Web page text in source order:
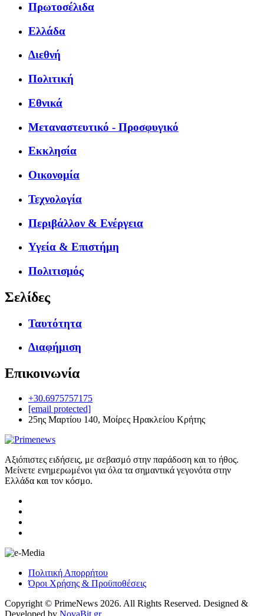
Πρωτοσέλιδα
Ελλάδα
Διεθνή
Πολιτική
Εθνικά
Μεταναστευτικό - Προσφυγικό
Εκκλησία
Οικονομία
Τεχνολογία
Περιβάλλον & Ενέργεια
Υγεία & Επιστήμη
Πολιτισμός
Σελίδες
Ταυτότητα
Διαφήμιση
Επικοινωνία
+30.6975757175
[email protected]
25ης Μαρτίου 140, Μοίρες Ηρακλείου Κρήτης
Αξιόπιστες ειδήσεις, με σεβασμό στην παράδοση και το ήθος.
Μείνετε ενημερωμένοι για όλα τα σημαντικά γεγονότα στην
Ελλάδα και τον κόσμο.
Πολιτική Απορρήτου
Όροι Χρήσης & Προϋποθέσεις
Copyright © PrimeNews 2026. All Rights Reserved. Designed &